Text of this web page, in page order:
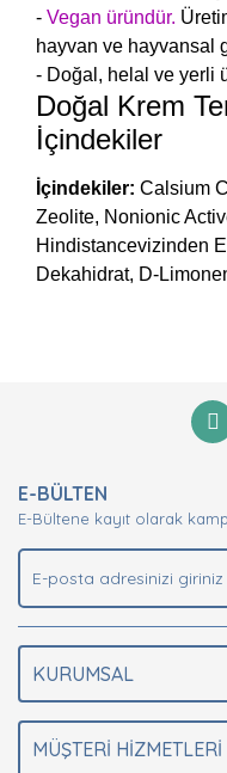
- Vegan üründür.
hayvan ve hayvansal
- Doğal, helal ve yerli
Doğal Krem
İçindekiler
İçindekiler: Calsium
Zeolite, Nonionic
Hindistancevizinden
Dekahidrat, D-
Görüş ve önerileriniz
Ürün açıklamasında
Ürün bilgilerinde
E-BÜLTEN
E-Bültene kayıt olarak
KURUMSAL
MÜŞTERİ HİZMETLERİ